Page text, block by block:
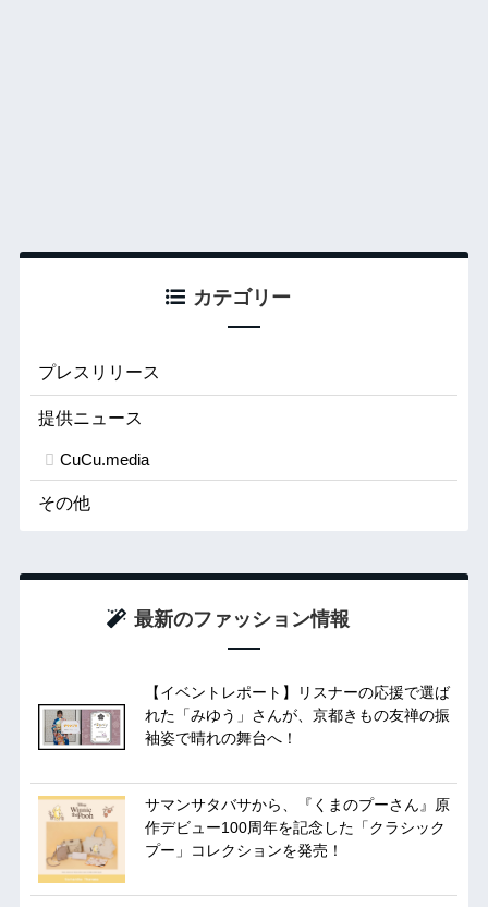
カテゴリー
プレスリリース
提供ニュース
CuCu.media
その他
最新のファッション情報
【イベントレポート】リスナーの応援で選ば
れた「みゆう」さんが、京都きもの友禅の振
袖姿で晴れの舞台へ！
サマンサタバサから、『くまのプーさん』原
作デビュー100周年を記念した「クラシック
プー」コレクションを発売！